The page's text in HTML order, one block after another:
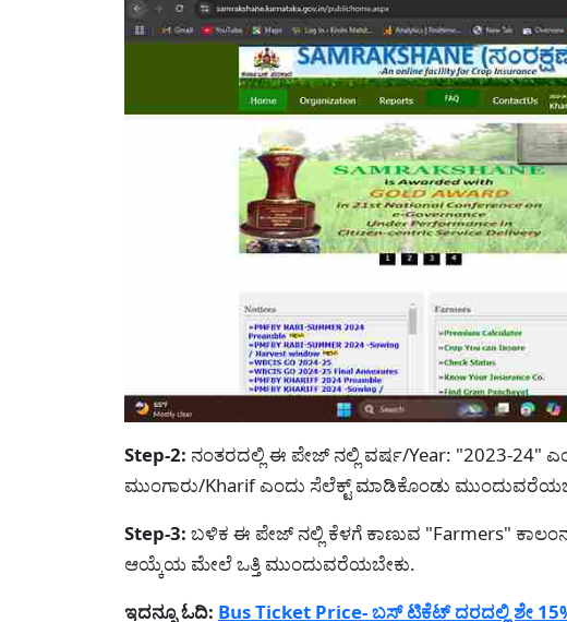
Step-2: ನಂತರದಲ್ಲಿ ಈ ಪೇಜ್ ನಲ್ಲಿ ವರ್ಷ/Year: "2023-24"
ಮುಂಗಾರು/Kharif ಎಂದು ಸೆಲೆಕ್ಟ್ ಮಾಡಿಕೊಂಡು
Step-3: ಬಳಿಕ ಈ ಪೇಜ್ ನಲ್ಲಿ ಕೆಳಗೆ ಕಾಣುವ "Farmers"
ಆಯ್ಕೆಯ ಮೇಲೆ ಒತ್ತಿ ಮುಂದುವರೆಯಬೇಕು.
ಇದನ್ನೂ ಓದಿ: Bus Ticket Price- ಬಸ್ ಟಿಕೆಟ್ ದರದಲ್ಲಿ ಶೇ